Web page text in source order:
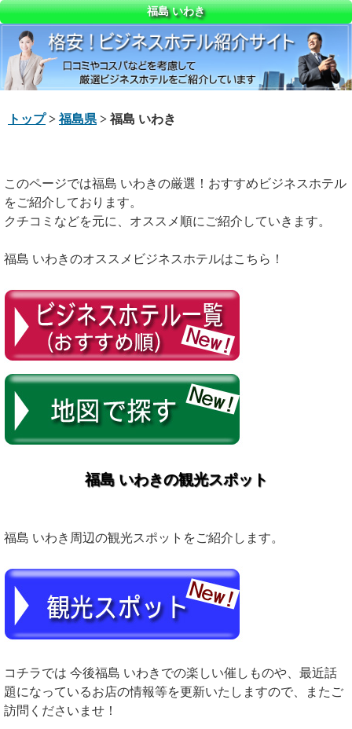
福島 いわき
トップ>福島県 > 福島 いわき
このページでは福島 いわきの厳選！おすすめビジネスホテル
をご紹介しております。
クチコミなどを元に、オススメ順にご紹介していきます。
福島 いわきのオススメビジネスホテルはこちら！
福島 いわきの観光スポット
福島 いわき周辺の観光スポットをご紹介します。
コチラでは 今後福島 いわきでの楽しい催しものや、最近話
題になっているお店の情報等を更新いたしますので、またご
訪問くださいませ！